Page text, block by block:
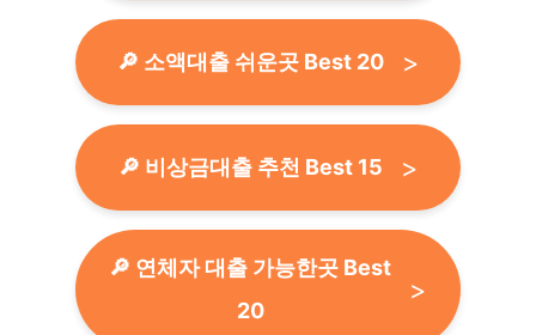
🔎 소액대출 쉬운곳 Best 20
🔎 비상금대출 추천 Best 15
🔎 연체자 대출 가능한곳 Best
20